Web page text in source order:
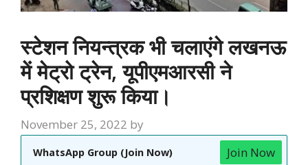
स्टेशन नियन्त्रक भी चलाएंगे लखनऊ
में मेट्रो ट्रेन, यूपीएमआरसी ने
प्रशिक्षण शुरू किया।
November 25, 2022 by
WhatsApp Group (Join Now) Join Now